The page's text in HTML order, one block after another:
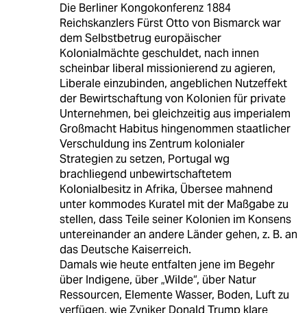
Die Berliner Kongokonferenz 1884
Reichskanzlers Fürst Otto von Bismarck war
dem Selbstbetrug europäischer
Kolonialmächte geschuldet, nach innen
scheinbar liberal missionierend zu agieren,
Liberale einzubinden, angeblichen Nutzeffekt
der Bewirtschaftung von Kolonien für private
Unternehmen, bei gleichzeitig aus imperialem
Großmacht Habitus hingenommen staatlicher
Verschuldung ins Zentrum kolonialer
Strategien zu setzen, Portugal wg
brachliegend unbewirtschaftetem
Kolonialbesitz in Afrika, Übersee mahnend
unter kommodes Kuratel mit der Maßgabe zu
stellen, dass Teile seiner Kolonien im Konsens
untereinander an andere Länder gehen, z. B. an
das Deutsche Kaiserreich.
Damals wie heute entfalten jene im Begehr
über Indigene, über „Wilde“, über Natur
Ressourcen, Elemente Wasser, Boden, Luft zu
verfügen, wie Zyniker Donald Trump klare